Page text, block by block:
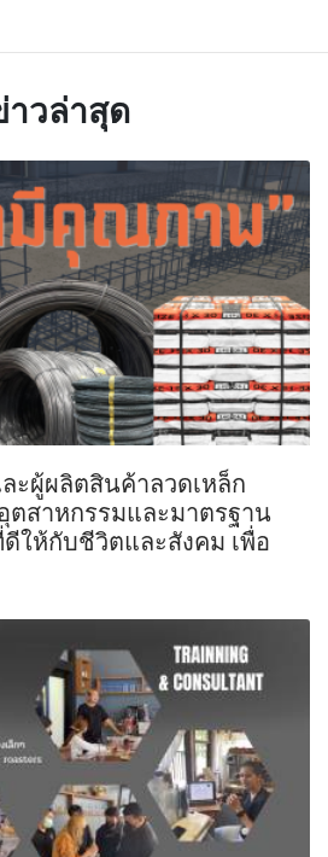
าวล่าสุด
ะผู้ผลิตสินค้าลวดเหล็ก
สาหกรรมและมาตรฐาน
ให้กับชีวิตและสังคม เพื่อ